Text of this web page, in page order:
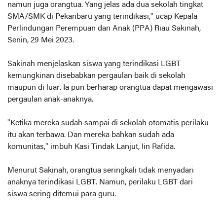
namun juga orangtua. Yang jelas ada dua sekolah tingkat
SMA/SMK di Pekanbaru yang terindikasi," ucap Kepala
Perlindungan Perempuan dan Anak (PPA) Riau Sakinah,
Senin, 29 Mei 2023.
Sakinah menjelaskan siswa yang terindikasi LGBT
kemungkinan disebabkan pergaulan baik di sekolah
maupun di luar. Ia pun berharap orangtua dapat mengawasi
pergaulan anak-anaknya.
"Ketika mereka sudah sampai di sekolah otomatis perilaku
itu akan terbawa. Dan mereka bahkan sudah ada
komunitas," imbuh Kasi Tindak Lanjut, Iin Rafida.
Menurut Sakinah, orangtua seringkali tidak menyadari
anaknya terindikasi LGBT. Namun, perilaku LGBT dari
siswa sering ditemui para guru.